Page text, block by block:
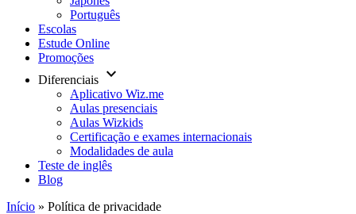
Português
Escolas
Estude Online
Promoções
Diferenciais keyboard_arrow_down
Aplicativo Wiz.me
Aulas presenciais
Aulas Wizkids
Certificação e exames internacionais
Modalidades de aula
Teste de inglês
Blog
Início » Política de privacidade